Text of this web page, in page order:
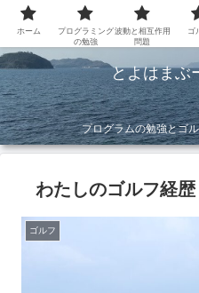
とよはまぶ
プログラムの勉強とゴ
わたしのゴルフ経歴
ゴルフ
ホーム
プログラミング
の勉強
波動と相互作用
問題
ゴ